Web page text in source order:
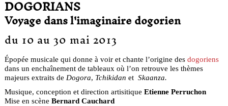
DOGORIANS
Voyage dans l'imaginaire dogorien
du 10 au 30 mai 2013
Épopée musicale qui donne à voir et chante l’origine des dogoriens
dans un enchaînement de tableaux où l’on retrouve les thèmes
majeurs extraits de Dogora, Tchikidan et Skaanza.
Musique, conception et direction artisitique Etienne Perruchon
Mise en scène Bernard Cauchard